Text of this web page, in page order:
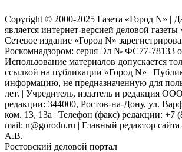
Copyright © 2000-2025 Газета «Город N» |
является интернет-версией деловой газеты
Сетевое издание «Город N»
Роскомнадзором: серuя Эл № ФС77-78133
Использование материалов допускается
ссылкой на публикации «Город N» |
информацию, не предназначенную для
лет. | Учредитель, издатель и редакция
редакции: 344000, Ростов-на-Дону, ул.
ком. 13, 13а | Телефон (факс) редакции: +7
mail: n@gorodn.ru | Главный редактор
А.В.
Ростовский деловой портал